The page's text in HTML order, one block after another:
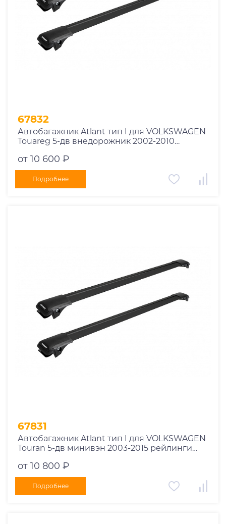
67832
Автобагажник Atlant тип I для VOLKSWAGEN
Touareg 5-дв внедорожник 2002-2010
10002+11114+11114
от 10 600 ₽
Подробнее
67831
Автобагажник Atlant тип I для VOLKSWAGEN
Touran 5-дв минивэн 2003-2015 рейлинги
от 10 800 ₽
Подробнее